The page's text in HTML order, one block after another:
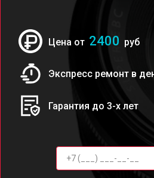
Цена от 2400 руб
Экспресс ремонт в
Гарантия до 3-х лет